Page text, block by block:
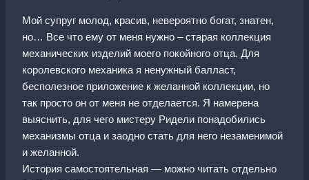
Мой супруг молод, красив, невероятно богат, знатен,
но… Все что ему от меня нужно – старая коллекция
механических изделий моего покойного отца. Для
королевского механика я ненужный балласт,
бесполезное приложение к желанной коллекции, но
так просто он от меня не отделается. Я намерена
выяснить, для чего мистеру Ридели понадобились
механизмы отца и заодно стать для него незаменимой
и желанной.
История самостоятельная — можно читать отдельно